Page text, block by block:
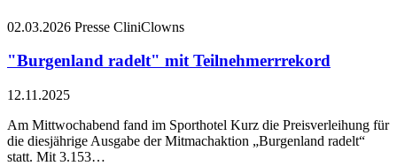
02.03.2026 Presse CliniClowns
"Burgenland radelt" mit Teilnehmerrrekord
12.11.2025
Am Mittwochabend fand im Sporthotel Kurz die Preisverleihung für
die diesjährige Ausgabe der Mitmachaktion „Burgenland radelt“
statt. Mit 3.153…